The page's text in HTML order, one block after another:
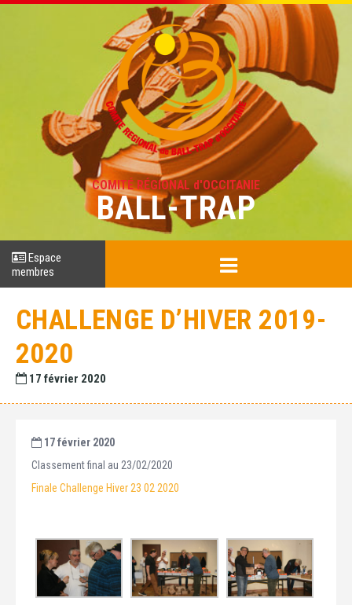
COMITÉ RÉGIONAL d'OCCITANIE
BALL-TRAP
Espace
membres
CHALLENGE D’HIVER 2019-
2020
17 février 2020
17 février 2020
Classement final au 23/02/2020
Finale Challenge Hiver 23 02 2020